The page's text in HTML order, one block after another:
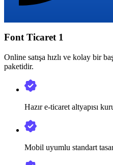
Font Ticaret 1
Online satışa hızlı ve kolay bir
paketidir.
Hazır e-ticaret altyapısı
Mobil uyumlu standart